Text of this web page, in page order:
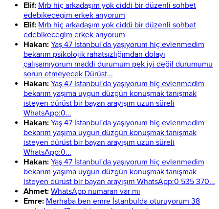
Elif: Mrb hiç arkadaşım yok ciddi bir düzenli sohbet
edebikecegim erkek arıyorum
Elif: Mrb hiç arkadaşım yok ciddi bir düzenli sohbet
edebikecegim erkek arıyorum
Hakan: Yaş 47 İstanbul'da yaşıyorum hiç evlenmedim
bekarım psikolojik rahatsızlığımdan dolayı
çalışamıyorum maddi durumum pek iyi değil durumumu
sorun etmeyecek Dürüst...
Hakan: Yaş 47 İstanbul'da yaşıyorum hiç evlenmedim
bekarım yaşıma uygun düzgün konuşmak tanışmak
isteyen dürüst bir bayan arayışım uzun süreli
WhatsApp:0...
Hakan: Yaş 47 İstanbul'da yaşıyorum hiç evlenmedim
bekarım yaşıma uygun düzgün konuşmak tanışmak
isteyen dürüst bir bayan arayışım uzun süreli
WhatsApp:0...
Hakan: Yaş 47 İstanbul'da yaşıyorum hiç evlenmedim
bekarım yaşıma uygun düzgün konuşmak tanışmak
isteyen dürüst bir bayan arayışım WhatsApp:0 535 370...
Ahmet: WhatsApp numaran var mı
Emre: Merhaba ben emre İstanbulda oturuyorum 38